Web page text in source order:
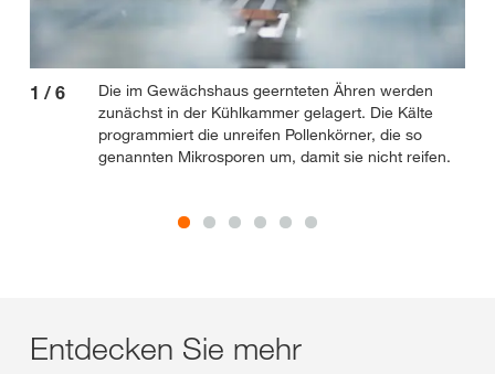
1 / 6
Die im Gewächshaus geernteten Ähren werden
zunächst in der Kühlkammer gelagert. Die Kälte
programmiert die unreifen Pollenkörner, die so
genannten Mikrosporen um, damit sie nicht reifen.
Entdecken Sie mehr